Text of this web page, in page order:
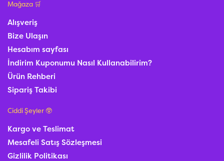
Mağaza 🛒
Alışveriş
Bize Ulaşın
Hesabım sayfası
İndirim Kuponumu Nasıl Kullanabilirim?
Ürün Rehberi
Sipariş Takibi
Ciddi Şeyler 🥸
Kargo ve Teslimat
Mesafeli Satış Sözleşmesi
Gizlilik Politikası